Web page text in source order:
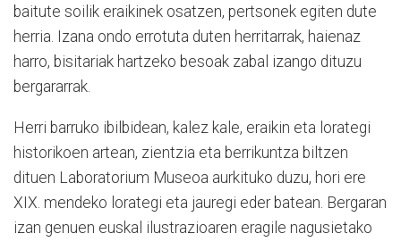
baitute soilik eraikinek osatzen, pertsonek egiten dute
herria. Izana ondo errotuta duten herritarrak, haienaz
harro, bisitariak hartzeko besoak zabal izango dituzu
bergararrak.
Herri barruko ibilbidean, kalez kale, eraikin eta lorategi
historikoen artean, zientzia eta berrikuntza biltzen
dituen Laboratorium Museoa aurkituko duzu, hori ere
XIX. mendeko lorategi eta jauregi eder batean. Bergaran
izan genuen euskal ilustrazioaren eragile nagusietako